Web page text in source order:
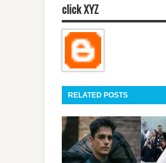
click XYZ
RELATED POSTS